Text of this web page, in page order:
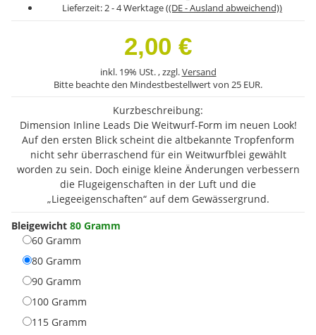
Lieferzeit:2 - 4 Werktage((DE - Ausland abweichend))
2,00 €
inkl. 19% USt. , zzgl.Versand
Bitte beachte den Mindestbestellwert von 25 EUR.
Kurzbeschreibung:
Dimension Inline Leads Die Weitwurf-Form im neuen Look!
Auf den ersten Blick scheint die altbekannte Tropfenform
nicht sehr überraschend für ein Weitwurfblei gewählt
worden zu sein. Doch einige kleine Änderungen verbessern
die Flugeigenschaften in der Luft und die
„Liegeeigenschaften“ auf dem Gewässergrund.
Bleigewicht 80 Gramm
60 Gramm
80 Gramm
90 Gramm
100 Gramm
115 Gramm